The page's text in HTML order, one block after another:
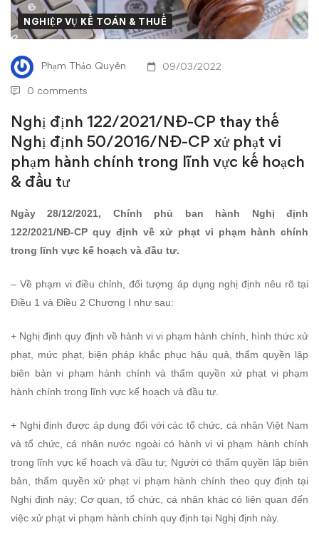
thay
thế
Nghị
định
50/2016/NĐ-
CP
xử
phạt
vi
phạm
hành
chính
trong
lĩnh
vực
kế
hoạch
NGHIỆP VỤ KẾ TOÁN & THUẾ
Phạm Thảo Quyên 09/03/2022
0 comments
Nghị định 122/2021/NĐ-CP thay thế
Nghị định 50/2016/NĐ-CP xử phạt vi
phạm hành chính trong lĩnh vực kế hoạch
& đầu tư
Ngày 28/12/2021, Chính phủ ban hành Nghị định
122/2021/NĐ-CP quy định về xử phạt vi phạm hành chính
trong lĩnh vực kế hoạch và đầu tư.
– Về phạm vi điều chỉnh, đối tượng áp dụng nghị định nêu rõ tại
Điều 1 và Điều 2 Chương I như sau:
+ Nghị định quy định về hành vi vi phạm hành chính, hình thức xử
phạt, mức phạt, biện pháp khắc phục hậu quả, thẩm quyền lập
biên bản vi phạm hành chính và thẩm quyền xử phạt vi phạm
hành chính trong lĩnh vực kế hoạch và đầu tư.
+ Nghị định được áp dụng đối với các tổ chức, cá nhân Việt Nam
và tổ chức, cá nhân nước ngoài có hành vi vi phạm hành chính
trong lĩnh vực kế hoạch và đầu tư; Người có thẩm quyền lập biên
bản, thẩm quyền xử phạt vi phạm hành chính theo quy định tại
Nghị định này; Cơ quan, tổ chức, cá nhân khác có liên quan đến
việc xử phạt vi phạm hành chính quy định tại Nghị định này.